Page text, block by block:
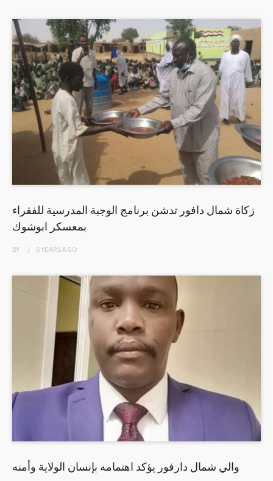
زكاة شمال دافور تدشن برنامج الوجبة المدرسية للفقراء
بمعسكر ابوشوك
BY 5 YEARSAGO
والي شمال دارفور يؤكد اهتمامه بإنسان الولاية وأمنه